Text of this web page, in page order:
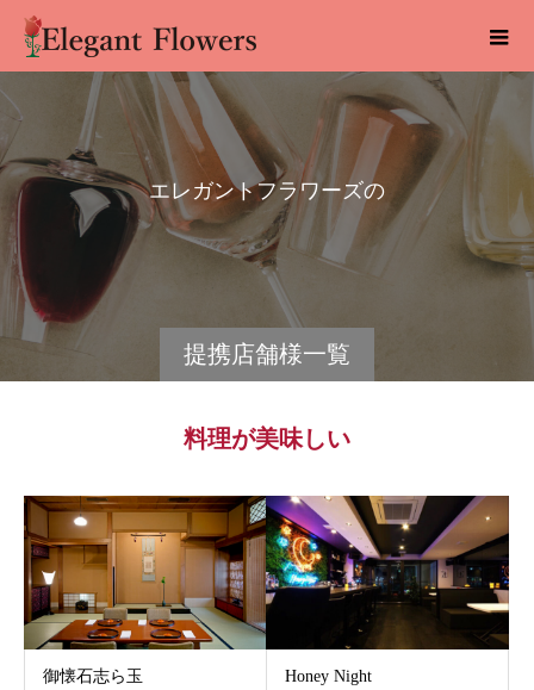
提携店舗様一覧
エレガントフラワーズの提携 店
料理が美味しい
御懐石志ら玉 Honey Night